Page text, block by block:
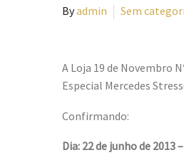
Byadmin Sem
A Loja 19 de Novembro
Especial Mercedes
Confirmando:
Dia: 22 de junho de 2013